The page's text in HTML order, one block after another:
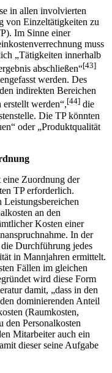
in allen involvierten
von Einzeltätigkeiten zu
Im Sinne einer
muss
„Tätigkeiten innerhalb
abschließen“[43]
werden. Des
indirekten Bereichen
erstellt werden“,[44] die
Die TP könnten
oder „Produktqualität
eine Zuordnung der
TP erforderlich.
an den
Kosten einer
In der
Durchführung jedes
in Mannjahren ermittelt.
Fällen im gleichen
wird diese Form
damit, „dass in den
dominierenden Anteil
(Raumkosten,
den Personalkosten
Mitarbeiter auch ein
dieser seine Aufgabe